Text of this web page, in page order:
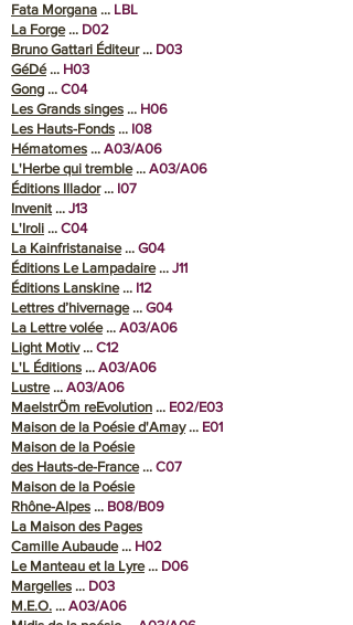
Fata Morgana … LBL
La Forge… D02
Bruno Gattari Éditeur… D03
GéDé… H03
Gong … C04
Les Grands singes … H06
Les Hauts-Fonds … I08
Hématomes … A03/A06
L'Herbe qui tremble... A03/A06
Éditions Illador… I07
Invenit… J13
L'Iroli … C04
La Kainfristanaise… G04
Éditions Le Lampadaire… J11
Éditions Lanskine… I12
Lettres d’hivernage… G04
La Lettre volée… A03/A06
Light Motiv… C12
L'L Éditions … A03/A06
Lustre… A03/A06
MaelstrÖm reEvolution ... E02/E03
Maison de la Poésie d'Amay… E01
Maison de la Poésie
des Hauts-de-France... C07
Maison de la Poésie
Rhône-Alpes … B08/B09
La Maison des Pages
Camille Aubaude… H02
Le Manteau et la Lyre… D06
Margelles … D03
M.E.O. … A03/A06